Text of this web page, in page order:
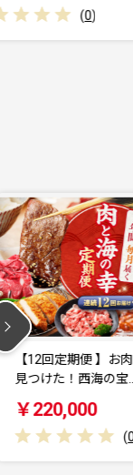
【先行予約】
ジュース『ソレ
￥9,000